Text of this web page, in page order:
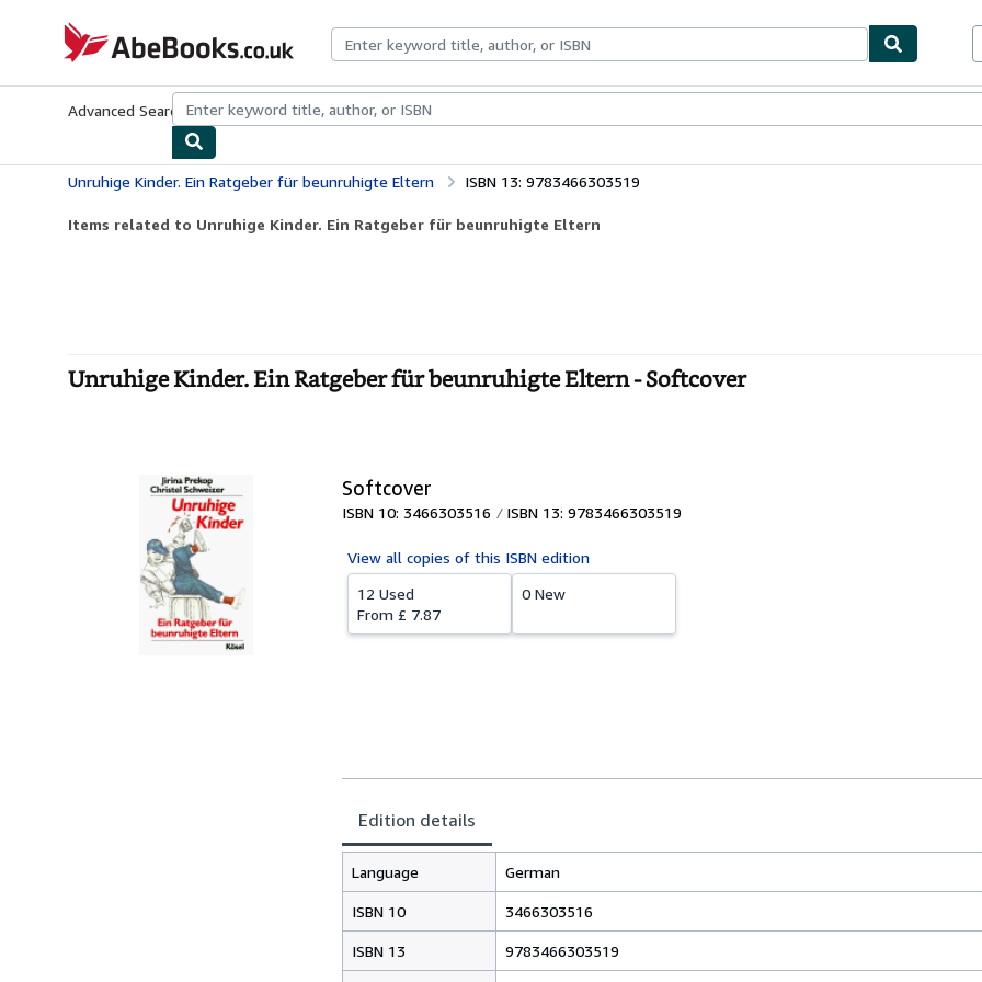
AbeBooks.co.uk
Advanced Search Browse CollectionsRare BooksArt & Collectables
Unruhige Kinder. Ein Ratgeber für beunruhigte Eltern ISBN 13: 9783466303519
Items related to Unruhige Kinder. Ein Ratgeber für beunruhigte Eltern
Unruhige Kinder. Ein Ratgeber für beunruhigte Eltern - Softcover
Softcover
ISBN 10: 3466303516 ISBN 13: 9783466303519
View all copies of this ISBN edition
12 Used
From £ 7.87
0 New
Edition details
Language German
ISBN 10 3466303516
ISBN 13 9783466303519